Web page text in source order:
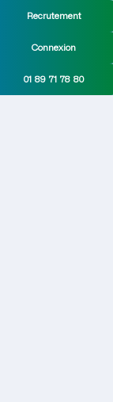
Recrutement
Connexion
01 89 71 78 80